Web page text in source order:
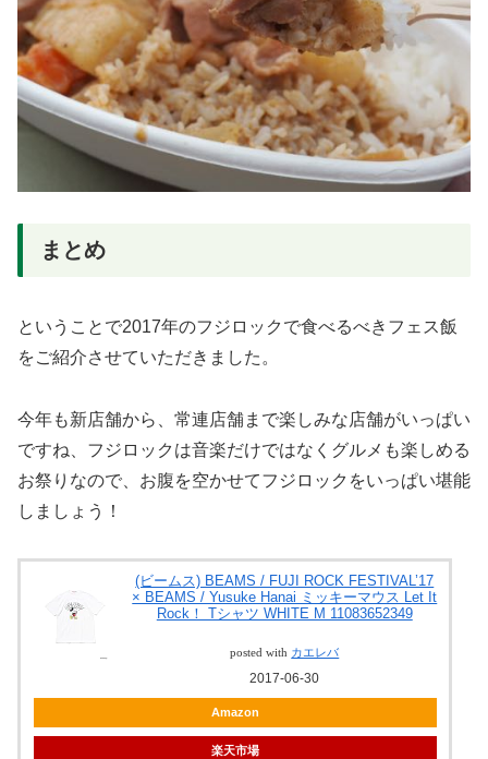
まとめ
ということで2017年のフジロックで食べるべきフェス飯
をご紹介させていただきました。
今年も新店舗から、常連店舗まで楽しみな店舗がいっぱい
ですね、フジロックは音楽だけではなくグルメも楽しめる
お祭りなので、お腹を空かせてフジロックをいっぱい堪能
しましょう！
(ビームス) BEAMS / FUJI ROCK FESTIVAL’17
× BEAMS / Yusuke Hanai ミッキーマウス Let It
Rock！ Tシャツ WHITE M 11083652349
posted with カエレバ
2017-06-30
Amazon
楽天市場